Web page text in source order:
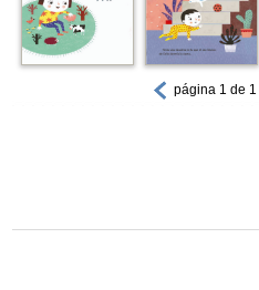
página 1 de 1